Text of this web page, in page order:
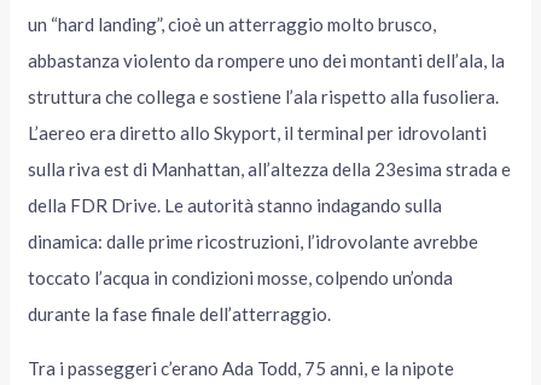
un “hard landing”, cioè un atterraggio molto brusco,
abbastanza violento da rompere uno dei montanti dell’ala, la
struttura che collega e sostiene l’ala rispetto alla fusoliera.
L’aereo era diretto allo Skyport, il terminal per idrovolanti
sulla riva est di Manhattan, all’altezza della 23esima strada e
della FDR Drive. Le autorità stanno indagando sulla
dinamica: dalle prime ricostruzioni, l’idrovolante avrebbe
toccato l’acqua in condizioni mosse, colpendo un’onda
durante la fase finale dell’atterraggio.
Tra i passeggeri c’erano Ada Todd, 75 anni, e la nipote